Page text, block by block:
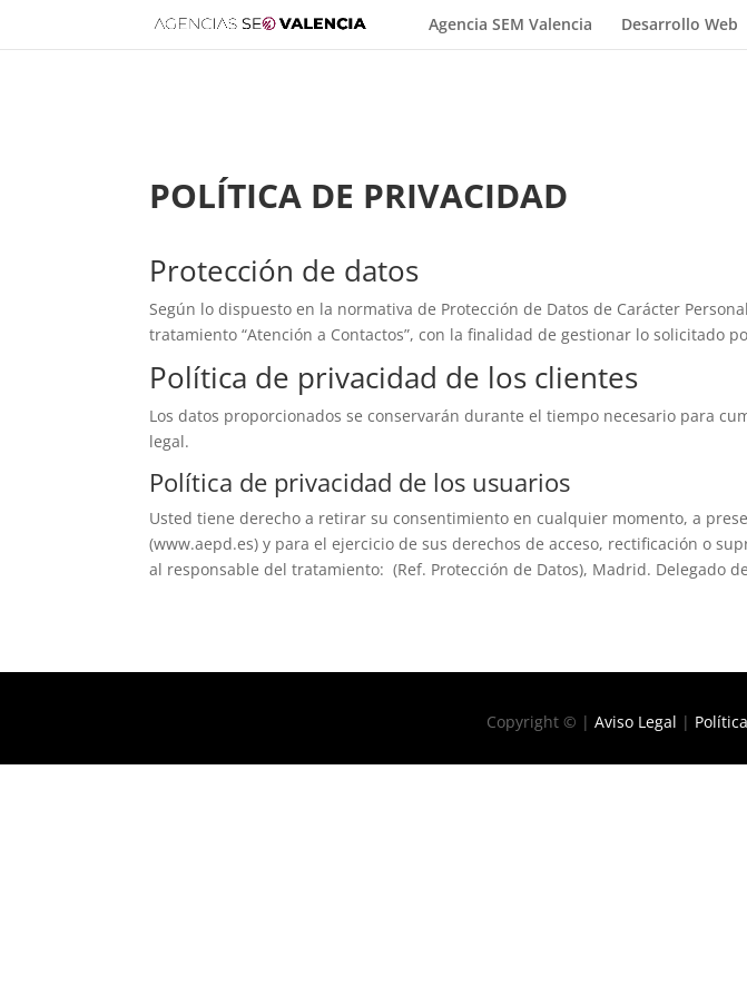
Agencia SEM Valencia Desarrollo Web
POLÍTICA DE PRIVACIDAD
Protección de datos
Según lo dispuesto en la normativa de Protección de Datos de Carácter
tratamiento “Atención a Contactos”, con la finalidad de gestionar lo solicitado
Política de privacidad de los clientes
Los datos proporcionados se conservarán durante el tiempo necesario para
legal.
Política de privacidad de los usuarios
Usted tiene derecho a retirar su consentimiento en cualquier momento, a
(www.aepd.es) y para el ejercicio de sus derechos de acceso, rectificación o
al responsable del tratamiento: (Ref. Protección de Datos), Madrid. Delegado
Copyright © | Aviso Legal |